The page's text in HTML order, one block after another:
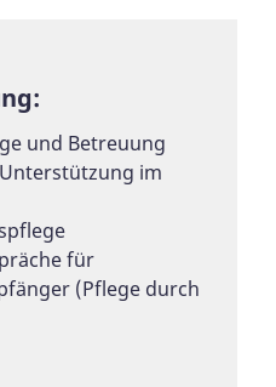
und Betreuung
im
für
(Pflege durch